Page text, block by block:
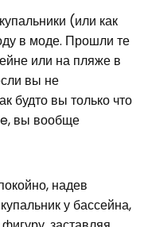
(или как
в моде. Прошли те
или на пляже в
вы не
будто вы только что
вы вообще
надев
у бассейна,